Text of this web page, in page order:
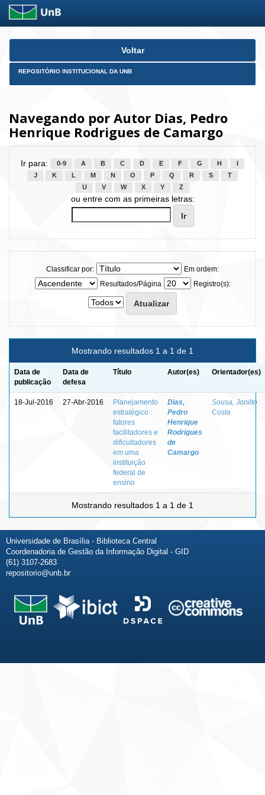
Skip
Voltar
REPOSITÓRIO INSTITUCIONAL DA UNB
Navegando por Autor Dias, Pedro
Henrique Rodrigues de Camargo
Ir para: 0-9 A B C D E F G H
J
K L M N O P Q R S
T
U
V W X Y Z
ou entre com as primeiras letras:
Classificar por:
Em ordem:
Resultados/Página
Registro(s):
Mostrando resultados 1 a 1 de 1
Data de
publicação
Data de
defesa
Título Autor(es) Orientador(es)
18-Jul-2016 27-Abr-2016
Planejamento
estratégico :
fatores
facilitadores e
dificultadores
em uma
instituição
federal de
ensino
Dias,
Pedro
Henrique
Rodrigues
de
Camargo
Sousa, Jonilto
Costa
Mostrando resultados 1 a 1 de 1
Universidade de Brasília - Biblioteca Central
Coordenadoria de Gestão da Informação Digital - GID
(61) 3107-2683
repositorio@unb.br